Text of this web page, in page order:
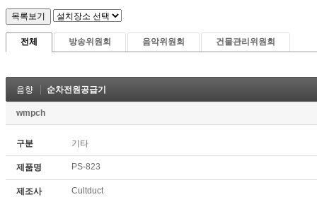
전체 방송위원회 음악위원회 건물관리위원회
음향 순차전원공급기
wmpch
구분 기타
제품명 PS-823
제조사 Cultduct